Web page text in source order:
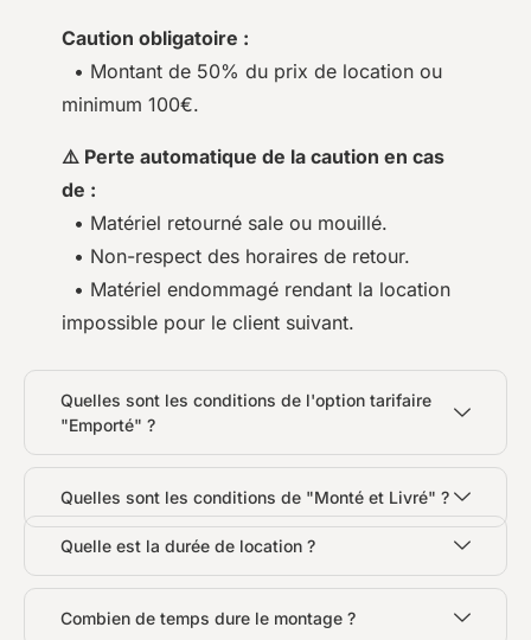
Caution obligatoire :
• Montant de 50% du prix de location ou
minimum 100€.
⚠️ Perte automatique de la caution en cas
de :
• Matériel retourné sale ou mouillé.
• Non-respect des horaires de retour.
• Matériel endommagé rendant la location
impossible pour le client suivant.
Quelles sont les conditions de l'option tarifaire
"Emporté" ?
Quelles sont les conditions de "Monté et Livré" ?
Quelle est la durée de location ?
Combien de temps dure le montage ?